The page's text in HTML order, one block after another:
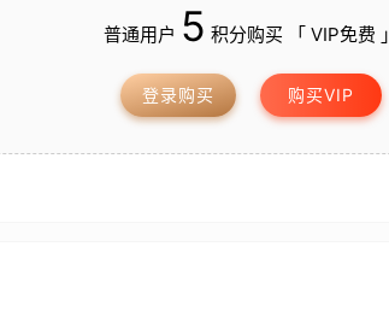
普通用户 5 积分购买 「 VIP免费 」
登录购买 购买VIP